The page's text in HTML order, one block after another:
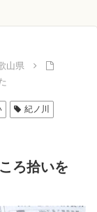
山県
紀ノ川
ろ拾いを